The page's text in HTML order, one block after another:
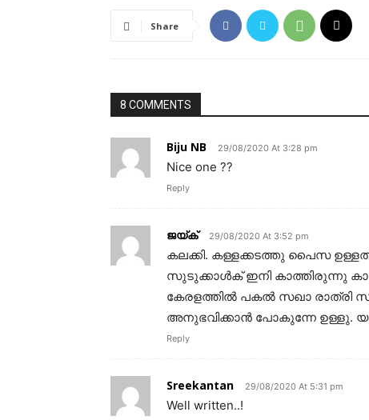
Share
8 COMMENTS
Biju NB 29/08/2020 At 3:28 pm
Nice one ??
Reply
ജയ്ക് 29/08/2020 At 3:52 pm
കലക്കി. കള്ളക്കടത്തു പൈസ
സുടുക്കാൾക് ഇനി കാത്തിരുന്നു
കേരളത്തിൽ പകൽ സഖാ രാത്രി
അനുഭവിക്കാൻ പോകുന്നേ ഉള്ളു.
Reply
Sreekantan 29/08/2020 At 5:31 pm
Well written..!